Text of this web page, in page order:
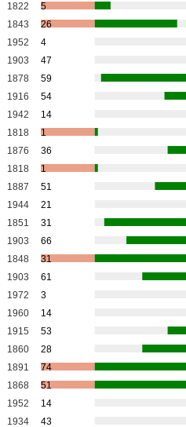
1822
5
1843
26
1952
4
1903
47
1878
59
1916
54
1942
14
1818
1
1876
36
1818
1
1887
51
1944
21
1851
31
1903
66
1848
31
1903
61
1972
3
1960
14
1915
53
1860
28
1891
74
1868
51
1952
14
1934 43